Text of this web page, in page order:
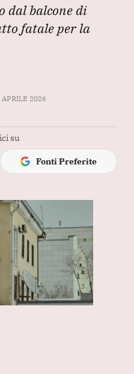
dal balcone di
fatale per la
APRILE 2026
su
Fonti Preferite